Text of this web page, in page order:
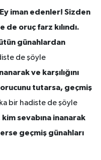
iman edenler! Sizden
de oruç farz kılındı.
günahlardan
de şöyle
ve karşılığını
tutarsa, geçmiş
bir hadiste de şöyle
sevabına inanarak
geçmiş günahları